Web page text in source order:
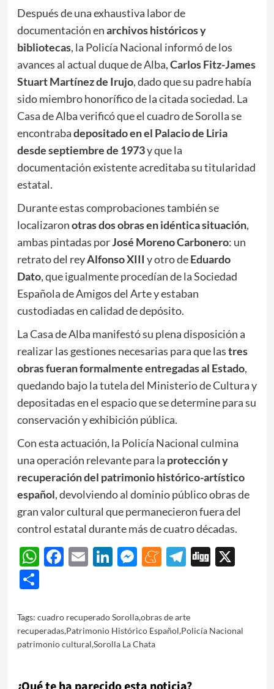
Después de una exhaustiva labor de
documentación enarchivos históricos y
bibliotecas, la Policía Nacional informó de los
avances al actual duque de Alba,Carlos Fitz-James
Stuart Martínez de Irujo, dado que su padre había
sido miembro honorífico de la citada sociedad. La
Casa de Alba verificó que el cuadro de Sorolla se
encontrabadepositado en el Palacio de Liria
desde septiembre de 1973y que la
documentación existente acreditaba su titularidad
estatal.
Durante estas comprobaciones también se
localizaronotras dos obras en idéntica situación,
ambas pintadas porJosé Moreno Carbonero: un
retrato del reyAlfonso XIII y otro deEduardo
Dato, que igualmente procedían de la Sociedad
Española de Amigos del Arte y estaban
custodiadas en calidad de depósito.
La Casa de Alba manifestó su plena disposición a
realizar las gestiones necesarias para que lastres
obras fueran formalmente entregadas al Estado,
quedando bajo la tutela del Ministerio de Cultura y
depositadas en el espacio que se determine para su
conservación y exhibición pública.
Con esta actuación, la Policía Nacional culmina
una operación relevante para la protección y
recuperación del patrimonio histórico-artístico
español, devolviendo al dominio público obras de
gran valor cultural que permanecieron fuera del
control estatal durante más de cuatro décadas.
WhatsApp
Facebook
EmailLinkedIn
Messenger
Meneame
Telegram
Digg
X
Share
Tags: cuadro recuperado Sorolla,obras de arte
recuperadas,Patrimonio Histórico Español,Policía Nacional
patrimonio cultural,Sorolla La Chata